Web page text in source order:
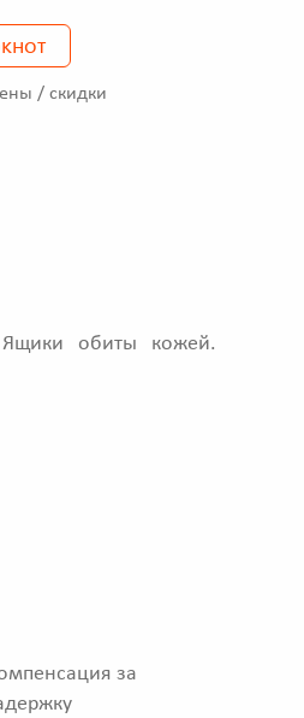
/ скидки
обиты кожей.
за